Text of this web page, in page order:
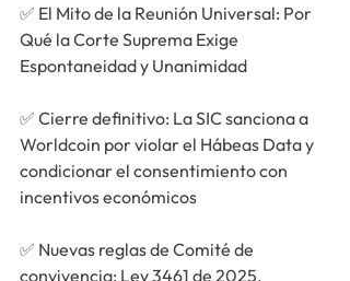
✅ El Mito de la Reunión Universal: Por
Qué la Corte Suprema Exige
Espontaneidad y Unanimidad
✅ Cierre definitivo: La SIC sanciona a
Worldcoin por violar el Hábeas Data y
condicionar el consentimiento con
incentivos económicos
✅ Nuevas reglas de Comité de
convivencia: Ley 3461 de 2025.